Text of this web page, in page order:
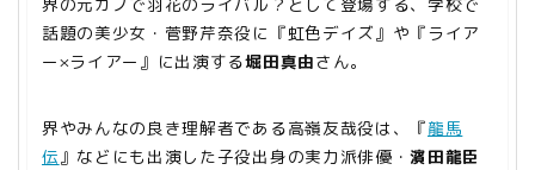
話題の美少女・菅野芹奈役に『虹色デイズ』や『ライア
ー×ライアー』に出演する堀田真由さん。
界やみんなの良き理解者である高嶺友哉役は、『龍馬
伝』などにも出演した子役出身の実力派俳優・濱田龍臣